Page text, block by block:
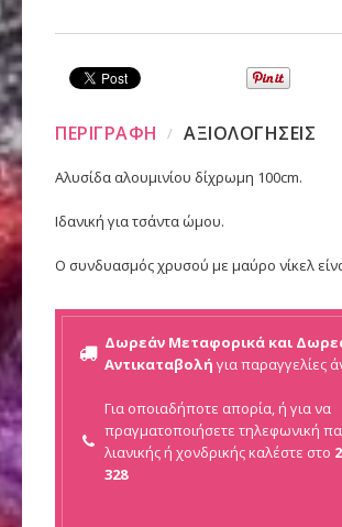
ΠΕΡΙΓΡΑΦΗ ΑΞΙΟΛΟΓΗΣΕΙΣ
Αλυσίδα αλουμινίου δίχρωμη 100cm.
Ιδανική για τσάντα ώμου.
Ο συνδυασμός χρυσού με μαύρο νίκελ
Δωρεάν Μεταφορικά και
Αντικαταβολή για παραγγελίες
Για οποιαδήποτε απορία, ή για να
πραγματοποιήσετε τηλεφωνική
λιανικής ή χονδρικής καλέστε στο
328